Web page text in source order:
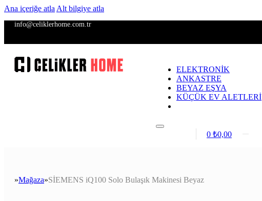
Ana içeriğe atla Alt bilgiye atla
info@celiklerhome.com.tr
ELEKTRONİK
ANKASTRE
BEYAZ EŞYA
KÜÇÜK EV ALETLERİ
0 ₺0,00
Anasayfa
Mağaza SİEMENS iQ100 Solo Bulaşık Makinesi Beyaz